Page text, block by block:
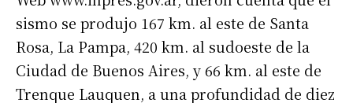
sismo se produjo 167 km. al este de Santa
Rosa, La Pampa, 420 km. al sudoeste de la
Ciudad de Buenos Aires, y 66 km. al este de
Trenque Lauquen, a una profundidad de diez